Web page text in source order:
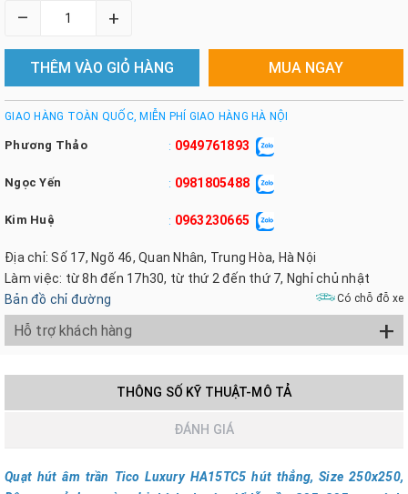
– +
THÊM VÀO GIỎ HÀNG MUA NGAY
GIAO HÀNG TOÀN QUỐC, MIỄN PHÍ GIAO HÀNG HÀ NỘI
Phương Thảo : 0949761893
Ngọc Yến : 0981805488
Kim Huệ : 0963230665
Địa chỉ: Số 17, Ngõ 46, Quan Nhân, Trung Hòa, Hà Nội
Làm việc: từ 8h đến 17h30, từ thứ 2 đến thứ 7, Nghỉ chủ nhật
Bản đồ chỉ đường
Có chỗ đỗ xe
Hỗ trợ khách hàng +
THÔNG SỐ KỸ THUẬT-MÔ TẢ
ĐÁNH GIÁ
Quạt hút âm trần Tico Luxury HA15TC5 hút thẳng, Size 250x250,